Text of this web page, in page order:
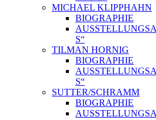
MICHAEL KLIPPHAHN
BIOGRAPHIE
S“
TILMAN HORNIG
BIOGRAPHIE
S“
SUTTER/SCHRAMM
BIOGRAPHIE